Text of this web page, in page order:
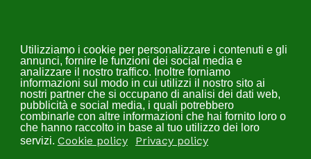
Utilizziamo i cookie per personalizzare i contenuti e gli
annunci, fornire le funzioni dei social media e
analizzare il nostro traffico. Inoltre forniamo
informazioni sul modo in cui utilizzi il nostro sito ai
nostri partner che si occupano di analisi dei dati web,
pubblicità e social media, i quali potrebbero
combinarle con altre informazioni che hai fornito loro o
che hanno raccolto in base al tuo utilizzo dei loro
servizi. Cookie policy Privacy policy
Impresa Edile
Ristrutturazioni Arona | LP